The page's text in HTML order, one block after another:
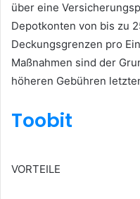
über eine
Depotkonten von bis zu
Deckungsgrenzen pro
Maßnahmen sind der
höheren Gebühren
Toobit
VORTEILE